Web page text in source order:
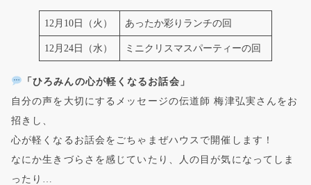
12月10日（火） あったか彩りランチの回
12月24日（水） ミニクリスマスパーティーの回
「ひろみんの心が軽くなるお話会」
自分の声を大切にするメッセージの伝道師 梅津弘実さんをお
招きし、
心が軽くなるお話会をごちゃまぜハウスで開催します！
なにか生きづらさを感じていたり、人の目が気になってしま
ったり…